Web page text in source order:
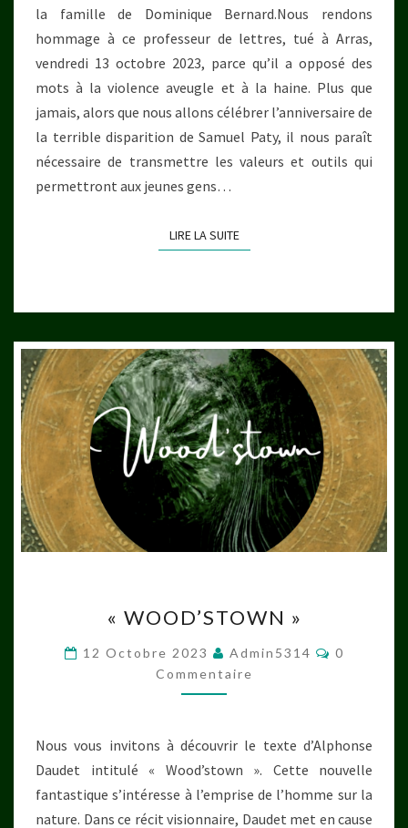
la famille de Dominique Bernard.Nous rendons
hommage à ce professeur de lettres, tué à Arras,
vendredi 13 octobre 2023, parce qu’il a opposé des
mots à la violence aveugle et à la haine. Plus que
jamais, alors que nous allons célébrer l’anniversaire de
la terrible disparition de Samuel Paty, il nous paraît
nécessaire de transmettre les valeurs et outils qui
permettront aux jeunes gens…
LIRE LA SUITELIRE LA SUITE
« WOOD’STOWN »
12 Octobre 2023 Admin5314
0
Commentaire
Nous vous invitons à découvrir le texte d’Alphonse
Daudet intitulé « Wood’stown ». Cette nouvelle
fantastique s’intéresse à l’emprise de l’homme sur la
nature. Dans ce récit visionnaire, Daudet met en cause